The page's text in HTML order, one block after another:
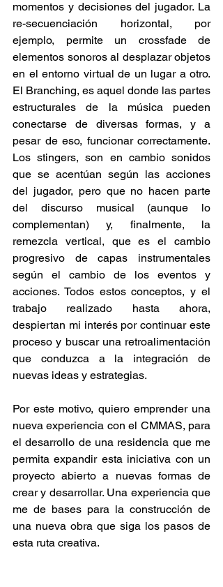
momentos y decisiones del jugador. La
re-secuenciación horizontal, por
ejemplo, permite un crossfade de
elementos sonoros al desplazar objetos
en el entorno virtual de un lugar a otro.
El Branching, es aquel donde las partes
estructurales de la música pueden
conectarse de diversas formas, y a
pesar de eso, funcionar correctamente.
Los stingers, son en cambio sonidos
que se acentúan según las acciones
del jugador, pero que no hacen parte
del discurso musical (aunque lo
complementan) y, finalmente, la
remezcla vertical, que es el cambio
progresivo de capas instrumentales
según el cambio de los eventos y
acciones. Todos estos conceptos, y el
trabajo realizado hasta ahora,
despiertan mi interés por continuar este
proceso y buscar una retroalimentación
que conduzca a la integración de
nuevas ideas y estrategias.
Por este motivo, quiero emprender una
nueva experiencia con el CMMAS, para
el desarrollo de una residencia que me
permita expandir esta iniciativa con un
proyecto abierto a nuevas formas de
crear y desarrollar. Una experiencia que
me de bases para la construcción de
una nueva obra que siga los pasos de
esta ruta creativa.